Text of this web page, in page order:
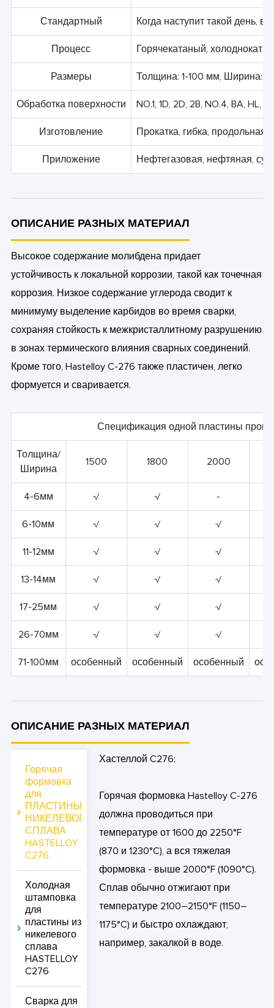
Стандартный Когда наступит такой день, в
Процесс Горячекатаный,
Размеры Толщина: 1-100 мм, Ширина:
Обработка поверхности NO.1, 1D, 2D, 2B, NO.4, BA, HL,
Изготовление Прокатка, гибка, продольная
Приложение Нефтегазовая, нефтяная,
ОПИСАНИЕ РАЗНЫХ МАТЕРИАЛ
Высокое содержание молибдена придает
устойчивость к локальной коррозии, такой как точечная
коррозия. Низкое содержание углерода сводит к
минимуму выделение карбидов во время сварки,
сохраняя стойкость к межкристаллитному разрушению
в зонах термического влияния сварных соединений.
Кроме того, Hastelloy C-276 также пластичен, легко
формуется и сваривается.
Спецификация одной пластины
Толщина/
Ширина
1500 1800 2000
4-6мм √ √ -
6-10мм √ √ √
11-12мм √ √ √
13-14мм √ √ √
17-25мм √ √ √
26-70мм √ √ √
71-100мм особенный особенный особенный
ОПИСАНИЕ РАЗНЫХ МАТЕРИАЛ
Горячая
формовка
для
ПЛАСТИНЫ
НИКЕЛЕВОГО
СПЛАВА
HASTELLOY
C276
Холодная
штамповка
для
пластины из
никелевого
сплава
HASTELLOY
C276
Сварка для
Хастеллой C276:
Горячая формовка Hastelloy C-276
должна проводиться при
температуре от 1600 до 2250°F
(870 и 1230°C), а вся тяжелая
формовка - выше 2000°F (1090°C).
Сплав обычно отжигают при
температуре 2100–2150°F (1150–
1175°C) и быстро охлаждают,
например, закалкой в воде.